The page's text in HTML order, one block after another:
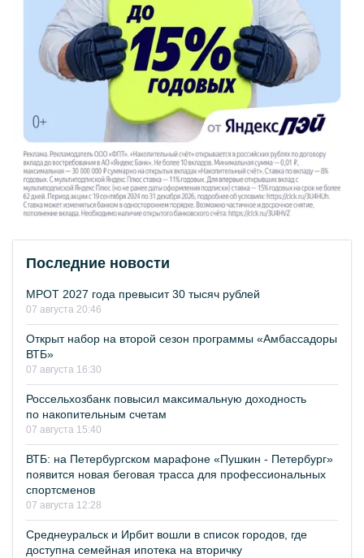
Последние новости
МРОТ 2027 года превысит 30 тысяч рублей
07 августа 20:46
Открыт набор на второй сезон программы «Амбассадоры
ВТБ»
07 августа 16:30
Россельхозбанк повысил максимальную доходность
по накопительным счетам
07 августа 15:40
ВТБ: на Петербургском марафоне «Пушкин - Петербург»
появится новая беговая трасса для профессиональных
спортсменов
07 августа 12:28
Среднеуральск и Ирбит вошли в список городов, где
доступна семейная ипотека на вторичку